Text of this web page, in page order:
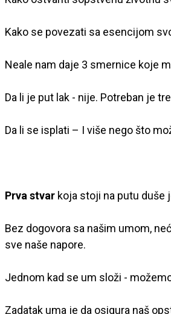
Kako se povezati sa esencijom
Neale nam daje 3 smernice koje
Da li je put lak - nije. Potreban je
Da li se isplati – I više nego što
Prva stvar koja stoji na putu duše
Bez dogovora sa našim umom,
sve naše napore.
Jednom kad se um složi -
Zadatak uma je da osigura naš